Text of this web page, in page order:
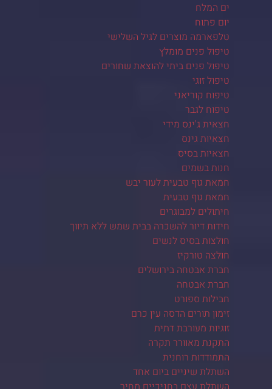
ים המלח
יום פתוח
טלפארמה מוצרים לגיל השלישי
טיפול פנים מומלץ
טיפול פנים ביתי להוצאת שחורים
טיפול זוגי
טיפוח קוריאני
טיפוח לגבר
חצאית ג'ינס מידי
חצאיות גינס
חצאיות בסיס
חנות בשמים
חמאת גוף טבעית לעור יבש
חמאת גוף טבעית
חיתולים למבוגרים
חידות דיור להשכרה בבית שמש ללא תיווך
חולצות בסיס לנשים
חולצה טורקיז
חברת אבטחה בירושלים
חברת אבטחה
חבילות ספורט
זימון תורים הדסה עין כרם
זוגיות מעורבת דתית
התקנת מאוורר תקרה
התמודדות רוחנית
השתלת שיניים ביום אחד